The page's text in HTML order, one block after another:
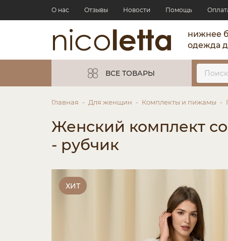
О нас Отзывы Новости Помощь
нижнее
одежда
ВСЕ ТОВАРЫ
Главная Для женщин Комплекты и пижамы
Женский комплект
- рубчик
ХИТ